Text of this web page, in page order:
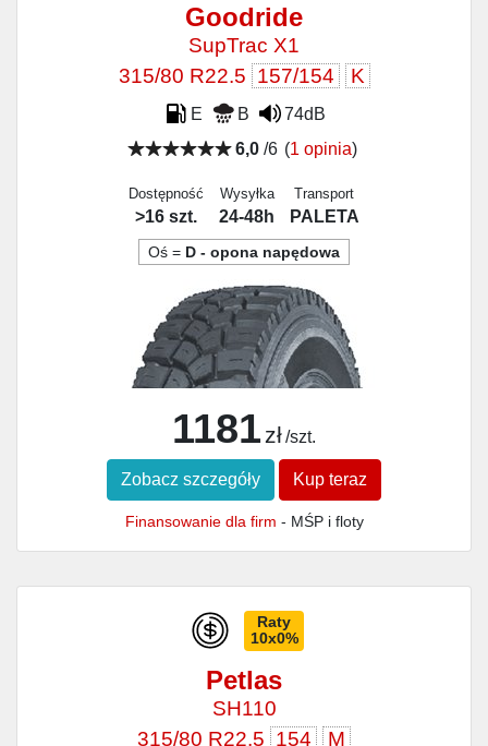
Goodride
SupTrac X1
315/80 R22.5 157/154 K
E B
74dB
6,0/6 (1 opinia)
Dostępność
>16 szt.
Wysyłka
24-48h
Transport
PALETA
Oś = D - opona napędowa
1181 zł/szt.
Zobacz szczegóły Kup teraz
Finansowanie dla firm - MŚP i floty
Raty
10x0%
Petlas
SH110
315/80 R22.5 154 M